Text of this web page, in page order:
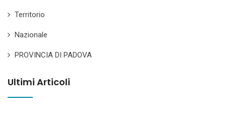
Territorio
Nazionale
PROVINCIA DI PADOVA
Ultimi Articoli